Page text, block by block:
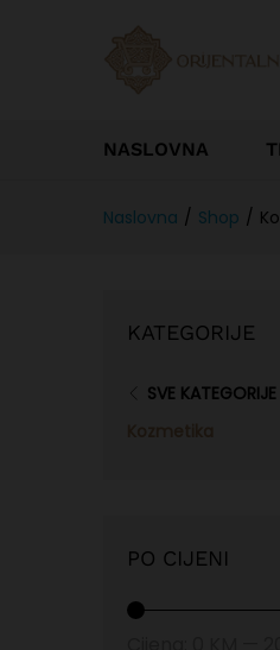
NASLOVNA
Naslovna / Shop /
KATEGORIJE
SVE KATEGORIJE
PO CIJENI